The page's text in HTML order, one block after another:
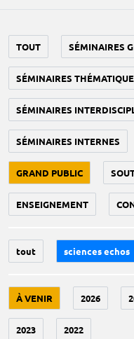
TOUT SÉMINAIRES
SÉMINAIRES
SÉMINAIRES
SÉMINAIRES INTERNES
GRAND PUBLIC
ENSEIGNEMENT
tout sciences echos
À VENIR 2026
2023 2022